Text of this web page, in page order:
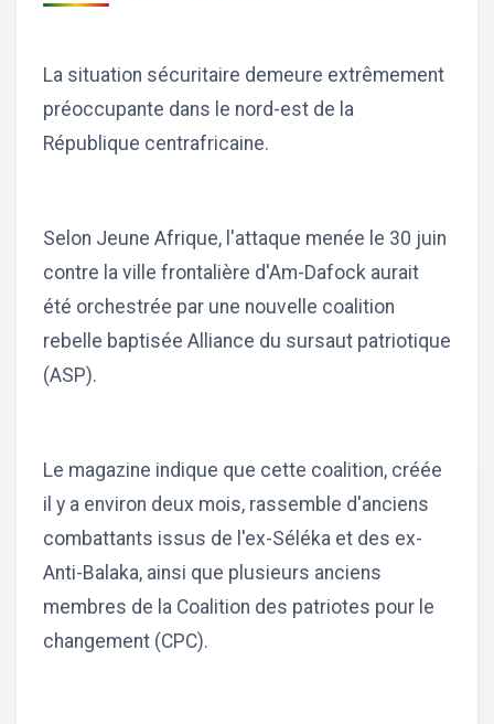
La situation sécuritaire demeure extrêmement
préoccupante dans le nord-est de la
République centrafricaine.
Selon Jeune Afrique, l'attaque menée le 30 juin
contre la ville frontalière d'Am-Dafock aurait
été orchestrée par une nouvelle coalition
rebelle baptisée Alliance du sursaut patriotique
(ASP).
Le magazine indique que cette coalition, créée
il y a environ deux mois, rassemble d'anciens
combattants issus de l'ex-Séléka et des ex-
Anti-Balaka, ainsi que plusieurs anciens
membres de la Coalition des patriotes pour le
changement (CPC).